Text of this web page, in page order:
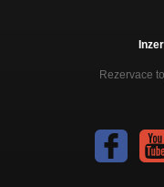
Rezervace